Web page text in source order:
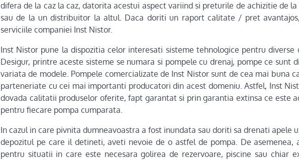
difera de la caz la caz, datorita acestui aspect variind si preturile de achizitie de
sau de la un distribuitor la altul. Daca doriti un raport calitate / pret
serviciile companiei Inst Nistor.
Inst Nistor pune la dispozitia celor interesati sisteme tehnologice pentru diverse
Desigur, printre aceste sisteme se numara si pompele cu drenaj, pompe ce sunt
variata de modele. Pompele comercializate de Inst Nistor sunt de cea mai buna
parteneriate cu cei mai importanti producatori din acest domeniu. Astfel, Inst
dovada calitatii produselor oferite, fapt garantat si prin garantia extinsa ce este
pentru fiecare pompa cumparata.
In cazul in care pivnita dumneavoastra a fost inundata sau doriti sa drenati apele
depozitul pe care il detineti, aveti nevoie de o astfel de pompa. De asemenea,
pentru situatii in care este necesara golirea de rezervoare, piscine sau chiar